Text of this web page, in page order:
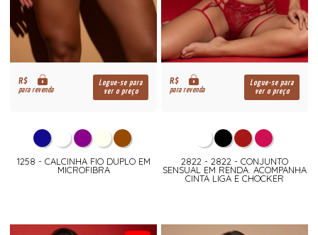
R$
para revenda
Logue-se para
ver o preço
1258 - CALCINHA FIO DUPLO EM
MICROFIBRA
R$
para revenda
Logue-se para
ver o preço
2822 - 2822 - CONJUNTO
SENSUAL EM RENDA. ACOMPANHA
CINTA LIGA E CHOCKER